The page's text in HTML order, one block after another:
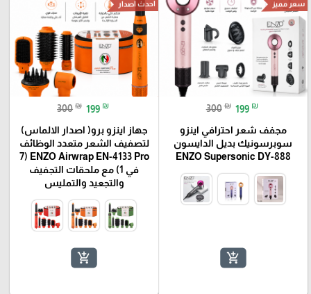
سعر مميز
300 ₪ 199 ₪
مجفف شعر احترافي اينزو
سوبرسونيك بديل الدايسون
ENZO Supersonic DY-888
add_shopping_cart
احدث اصدار
300 ₪ 199 ₪
جهاز اينزو برو( اصدار الالماس)
لتصفيف الشعر متعدد الوظائف
ENZO Airwrap EN-4133 Pro ‏(7
في 1) مع ملحقات التجفيف
والتجعيد والتمليس
add_shopping_cart